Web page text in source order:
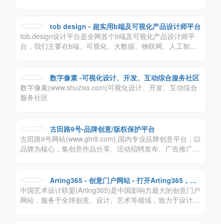
设计案例。tob design - 超实用b端及可视化产品设计师平台
tob.design设计平台是全网首个b端及可视化产品设计师平
台，我们主要在b端、可视化、大数据、物联网、人工智能
用，让工作更轻松，让生活更有趣！
数字像素 -可视化设计、开发、互动综合服务社区
数字像素(www.shuzixs.com)可视化设计、开发、互动综合
服务社区
古田路9号-品牌创意/版权保护平台
古田路9号网站(www.gtn9.com),国内专业品牌创意平台，以
品牌为核心，集创意作品分享、活动招聘发布、广告推广、
产业。
Arting365 - 创意门户网站 - 打开Arting365，连
接好设计！
中国艺术设计联盟(Arting365)是中国影响力最大的创意门户
网站，服务于全球创意、设计、艺术等领域，致力于设计文